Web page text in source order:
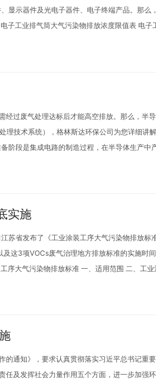
显示器件及光电子器件、电子终端产品。那么
子工业排气筒大气污染物排放浓度限值表 电子
过废气处理达标后才能高空排放。那么，半
技术系统），格林斯达环保公司为您详细讲
阶段是集成电路的制造过程，在半导体生产中
实施
苏省发布了《工业涂装工序大气污染物排放标
这3项VOCs废气治理地方排放标准的实施时
大气污染物排放标准 一、适用范围 二、工业
通知》，要求认真贯彻落实习近平总书记重
及发挥社会力量作用五个方面，进一步加强